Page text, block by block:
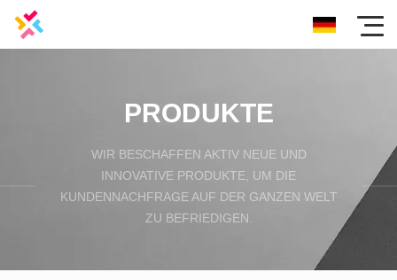
PRODUKTE
WIR BESCHAFFEN AKTIV NEUE UND
INNOVATIVE PRODUKTE, UM DIE
KUNDENNACHFRAGE AUF DER GANZEN WELT
ZU BEFRIEDIGEN.